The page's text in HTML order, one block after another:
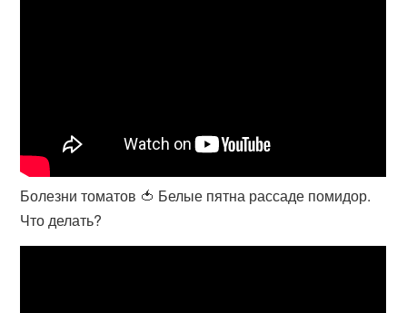
Болезни томатов 🍅 Белые пятна рассаде помидор.
Что делать?